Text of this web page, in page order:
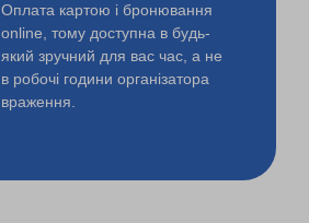
Оплата картою і бронювання
online, тому доступна в будь-
який зручний для вас час, а не
в робочі години організатора
враження.